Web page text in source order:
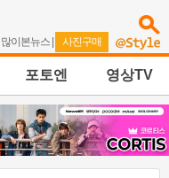
많이본뉴스 | 사진구매
포토엔 영상TV